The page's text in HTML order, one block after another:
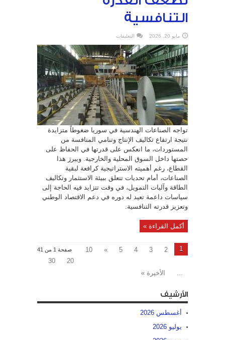
التنافسية
مايو 20, 2026 التعليقات
الهندسية
في
سوريا..
تكاليف
الإنتاج
تضعف
القدرة
التنافسية
مغلقة
تواجه الصناعات الهندسية في سوريا ضغوطاً متزايدة
نتيجة ارتفاع تكاليف الإنتاج وتنامي المنافسة من
المستوردات، ما انعكس على قدرتها في الحفاظ على
حصتها داخل السوق المحلية والخارجية. ويبرز هذا
القطاع، رغم أهميته الاستراتيجية كرافعة لبقية
الصناعات، أمام تحديات تتعلق ببيئة الاستثمار وتكاليف
الطاقة وآليات التمويل، في وقت تتزايد فيه الحاجة إلى
سياسات داعمة تعيد له دوره في دعم الاقتصاد الوطني
وتعزيز قدرته التنافسية.
أكمل القراءة »
صفحة 1 من 41 1
2
3
4
5
»
10
20
30
...
الأخيرة »
الأرشيف
أغسطس 2026
يوليو 2026